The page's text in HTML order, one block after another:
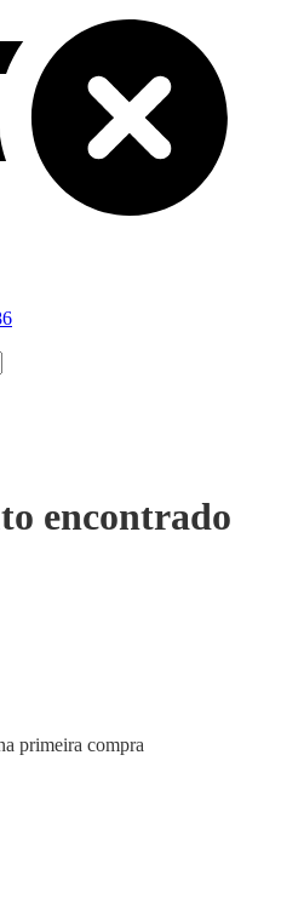
encontrado
primeira compra